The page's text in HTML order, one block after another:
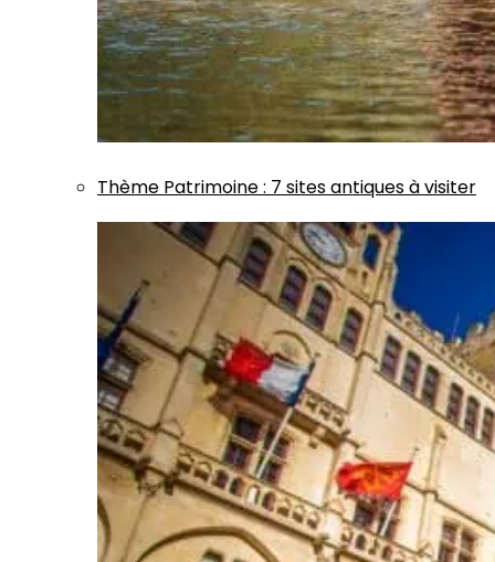
Thème Patrimoine: 7 sites antiques à visiter